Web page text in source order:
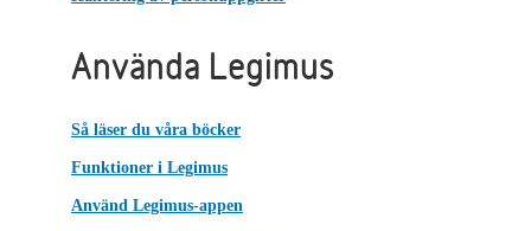
Använda Legimus
Så läser du våra böcker
Funktioner i Legimus
Använd Legimus-appen